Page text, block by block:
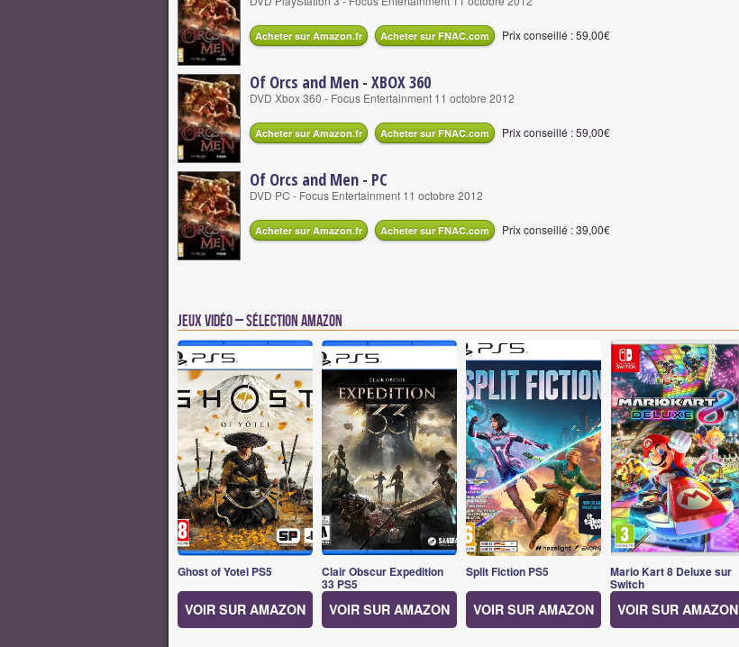
Acheter sur Amazon.fr Acheter sur FNAC.com Prix conseillé : 59,00€
Of Orcs and Men - XBOX 360
DVD Xbox 360 - Focus Entertainment 11 octobre 2012
Acheter sur Amazon.fr Acheter sur FNAC.com Prix conseillé : 59,00€
Of Orcs and Men - PC
DVD PC - Focus Entertainment 11 octobre 2012
Acheter sur Amazon.fr Acheter sur FNAC.com Prix conseillé : 39,00€
Jeux vidéo – Sélection Amazon
Ghost of Yotei PS5
VOIR SUR AMAZON
Clair Obscur Expedition
33 PS5
VOIR SUR AMAZON
Split Fiction PS5
VOIR SUR AMAZON
Mario Kart 8 Deluxe sur
Switch
VOIR SUR AMAZON